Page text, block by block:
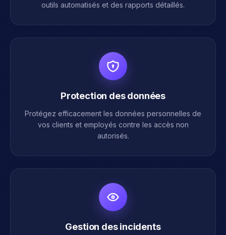
outils automatisés et des rapports détaillés.
Protection des données
Protégez efficacement les données personnelles de
vos clients et employés contre les accès non
autorisés.
Gestion des incidents